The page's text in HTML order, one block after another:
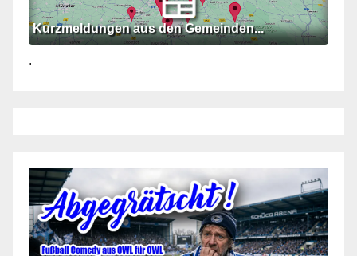
Kurzmeldungen aus den Gemeinden...
.